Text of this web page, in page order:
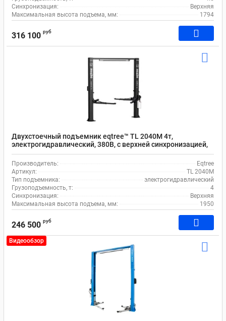
Синхронизация:
Верхняя
Максимальная высота подъема, мм:
1794
316 100 руб
Двухстоечный подъемник eqtree™ TL 2040M 4т,
электрогидравлический, 380В, с верхней синхронизацией,
98-1950 мм
Производитель:
Eqtree
Артикул:
TL 2040M
Тип подъемника:
электрогидравлический
Грузоподъемность, т:
4
Синхронизация:
Верхняя
Максимальная высота подъема, мм:
1950
246 500 руб
Видеообзор